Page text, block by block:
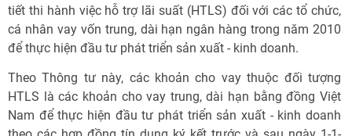
tiết thi hành việc hỗ trợ lãi suất (HTLS) đối với các tổ chức,
cá nhân vay vốn trung, dài hạn ngân hàng trong năm 2010
để thực hiện đầu tư phát triển sản xuất - kinh doanh.
Theo Thông tư này, các khoản cho vay thuộc đối tượng
HTLS là các khoản cho vay trung, dài hạn bằng đồng Việt
Nam để thực hiện đầu tư phát triển sản xuất - kinh doanh